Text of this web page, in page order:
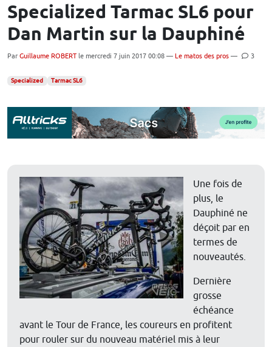
Specialized Tarmac SL6 pour
Dan Martin sur la Dauphiné
Par Guillaume ROBERT le mercredi 7 juin 2017 00:08 — Le matos des pros — 3
Specialized Tarmac SL6
Une fois de
plus, le
Dauphiné ne
déçoit par en
termes de
nouveautés.
Dernière
grosse
échéance
avant le Tour de France, les coureurs en profitent
pour rouler sur du nouveau matériel mis à leur